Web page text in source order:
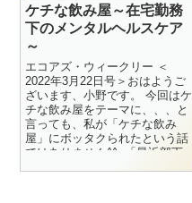
ケチな飲み屋～在宅勤務
下のメンタルヘルスケア
～
エコアズ・ウィークリー ＜
2022年3月22日号＞おはようご
ざいます、小野です。 今回はケ
チな飲み屋をテーマに、、、と
言っても、私が「ケチな飲み
屋」にボッタクられたという話
ではありません^^; 「最近部下